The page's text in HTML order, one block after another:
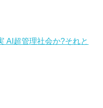
AI超管理社会か?それと